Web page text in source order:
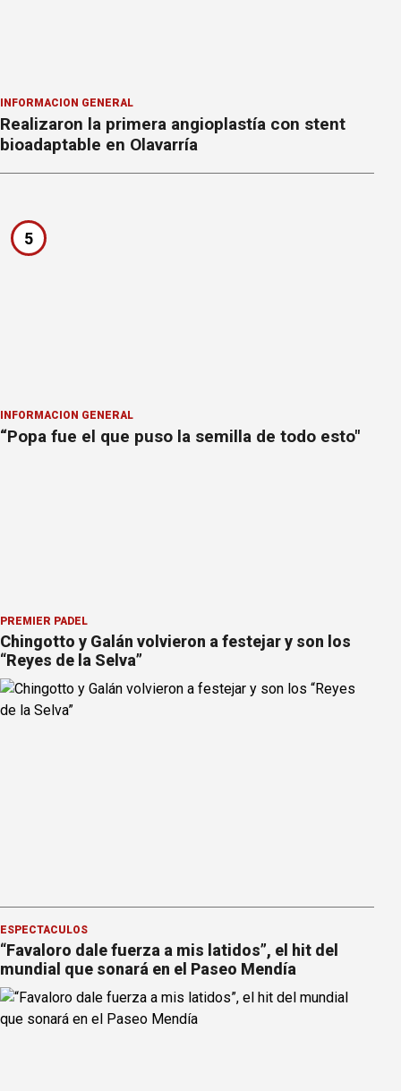
INFORMACION GENERAL
Realizaron la primera angioplastía con stent
bioadaptable en Olavarría
5
INFORMACION GENERAL
“Popa fue el que puso la semilla de todo esto"
PREMIER PÁDEL
Chingotto y Galán volvieron a festejar y son los
“Reyes de la Selva”
ESPECTÁCULOS
“Favaloro dale fuerza a mis latidos”, el hit del
mundial que sonará en el Paseo Mendía